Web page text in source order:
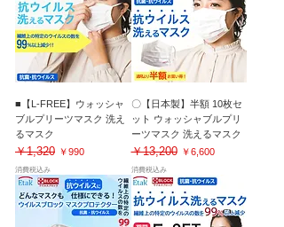
■【L-FREE】ウォッシャ
ブルプリーツマスク 洗え
るマスク
通常価格
￥1,320 セール価格
￥990
消費税込み
〇【日本製】半額 10枚セ
ット ウォッシャブルプリ
ーツマスク 洗えるマスク
通常価格
￥13,200 セール価格
￥6,600
消費税込み